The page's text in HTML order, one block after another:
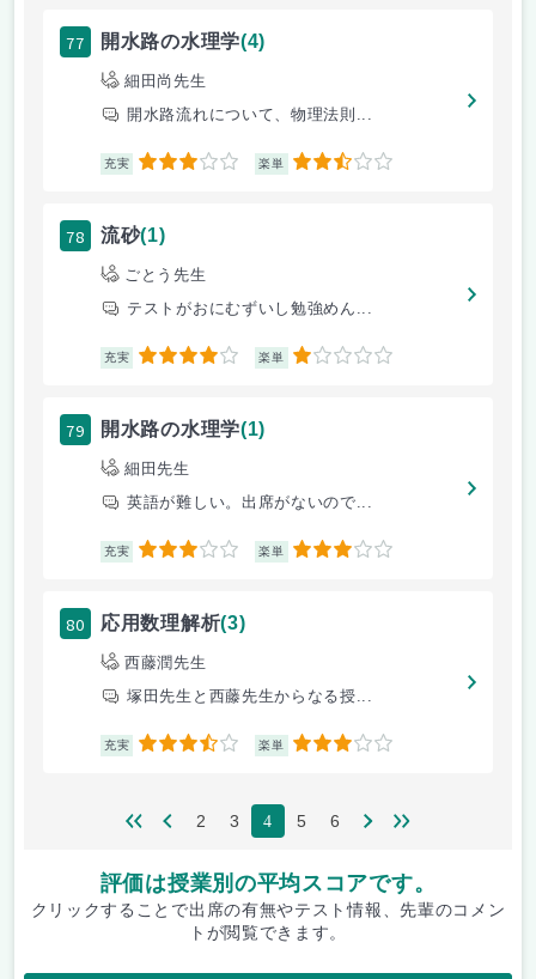
77 開水路の水理学(4)
細田尚先生
開水路流れについて、物理法則...
充実 3 楽単 2.5
78 流砂(1)
ごとう先生
テストがおにむずいし勉強めん...
充実 4 楽単 1
79 開水路の水理学(1)
細田先生
英語が難しい。出席がないので...
充実 3 楽単 3
80 応用数理解析(3)
西藤潤先生
塚田先生と西藤先生からなる授...
充実 3.5 楽単 3
2 3 4 5 6
評価は授業別の平均スコアです。
クリックすることで出席の有無やテスト情報、先輩のコメン
トが閲覧できます。